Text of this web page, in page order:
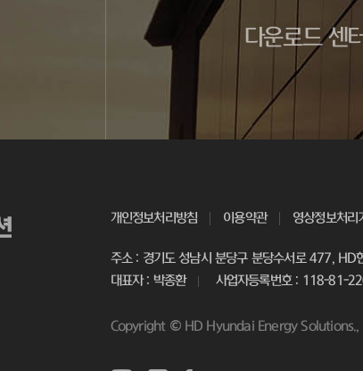
다운로드 센터
개인정보처리방침 이용약관 영상정보처리
주소 : 경기도 성남시 분당구 분당수서로 477,
대표자 : 박종환
사업자등록번호 : 118-81-
Copyright © HD Hyundai Energy